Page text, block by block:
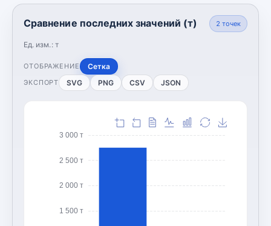
Сравнение последних значений (т)
Ед. изм.: т
2 точек
ОТОБРАЖЕНИЕ Сетка
ЭКСПОРТ SVG PNG CSV JSON
1 500 т
2 000 т
2 500 т
3 000 т